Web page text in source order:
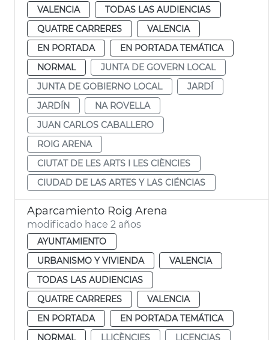
VALENCIA
TODAS LAS AUDIENCIAS
QUATRE CARRERES
VALENCIA
EN PORTADA
EN PORTADA TEMÁTICA
NORMAL
JUNTA DE GOVERN LOCAL
JUNTA DE GOBIERNO LOCAL
JARDÍ
JARDÍN
NA ROVELLA
JUAN CARLOS CABALLERO
ROIG ARENA
CIUTAT DE LES ARTS I LES CIÈNCIES
CIUDAD DE LAS ARTES Y LAS CIÉNCIAS
Aparcamiento Roig Arena
modificado hace 2 años
AYUNTAMIENTO
URBANISMO Y VIVIENDA
VALENCIA
TODAS LAS AUDIENCIAS
QUATRE CARRERES
VALENCIA
EN PORTADA
EN PORTADA TEMÁTICA
NORMAL
LLICÈNCIES
LICENCIAS